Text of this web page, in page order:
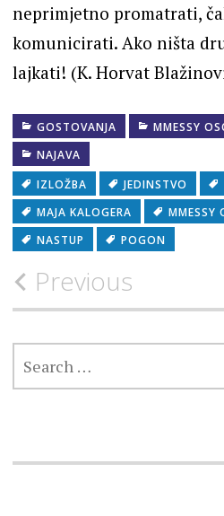
neprimjetno promatrati,
komunicirati. Ako ništa
lajkati! (K. Horvat
GOSTOVANJA MMESSY
NAJAVA
IZLOŽBA
JEDINSTVO
MAJA KALOGERA
MMESSY
NASTUP
POGON
Post
navigation
Previous
SEARCH
FOR: